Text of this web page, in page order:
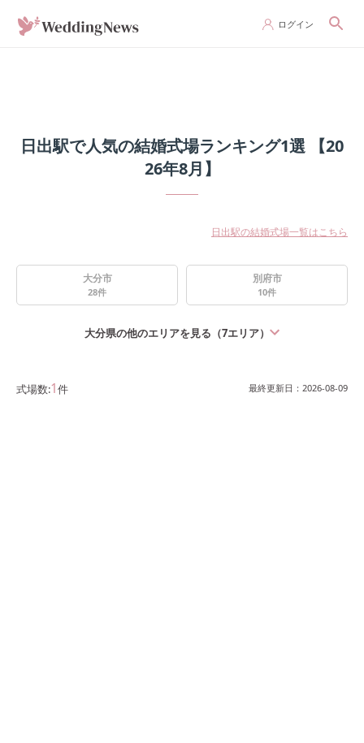
ログイン
日出駅で人気の結婚式場ランキング1選 【20
26年8月】
日出駅の結婚式場一覧はこちら
大分市
28件
別府市
10件
大分県の他のエリアを見る（7エリア）
式場数:1件 最終更新日： 2026-08-09